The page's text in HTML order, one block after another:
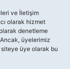
ve İletişim
olarak hizmet
denetleme
üyelerimiz
siteye üye olarak bu